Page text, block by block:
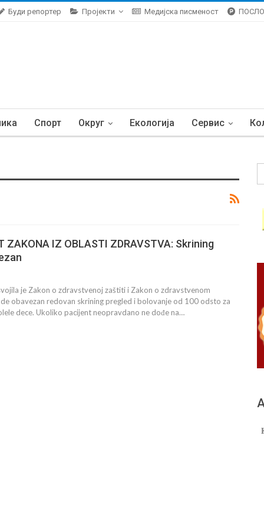
Буди репортер Пројекти Медијска писменост
Спорт Округ Екологија Сервис
ZAKONA IZ OBLASTI ZDRAVSTVA: Skrining
je Zakon o zdravstvenoj zaštiti i Zakon o zdravstvenom
obavezan redovan skrining pregled i bolovanje od 100 odsto za
dece. Ukoliko pacijent neopravdano ne dođe na…